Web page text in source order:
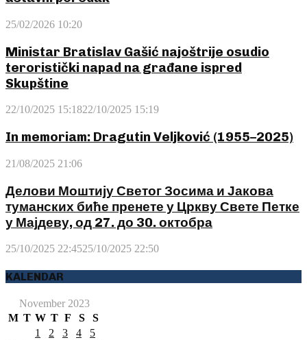
25/02/2026 10:20
Ministar Bratislav Gašić najoštrije osudio
teroristički napad na građane ispred
Skupštine
22/10/2025 15:1822/10/2025 15:19
In memoriam: Dragutin Veljković (1955–2025)
21/08/2025 21:06
Делови Моштију Светог Зосима и Јакова
туманских биће пренете у Цркву Свете Петке
у Мајдеву, од 27. до 30. октобра
25/10/2025 22:4525/10/2025 22:50
KALENDAR
November 2023
M T W T F S
S
1
2 3 4
5